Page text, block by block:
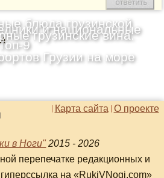
блюда грузинской
и национальные
9
грузинские вина:
Грузии на море
О проекте
Карта сайта
в Ноги" 2015 - 2026
перепечатке редакционных и
на «RukiVNogi.com»